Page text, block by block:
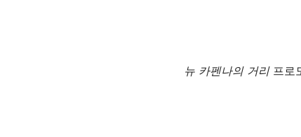
뉴 카펜나의 거리프로